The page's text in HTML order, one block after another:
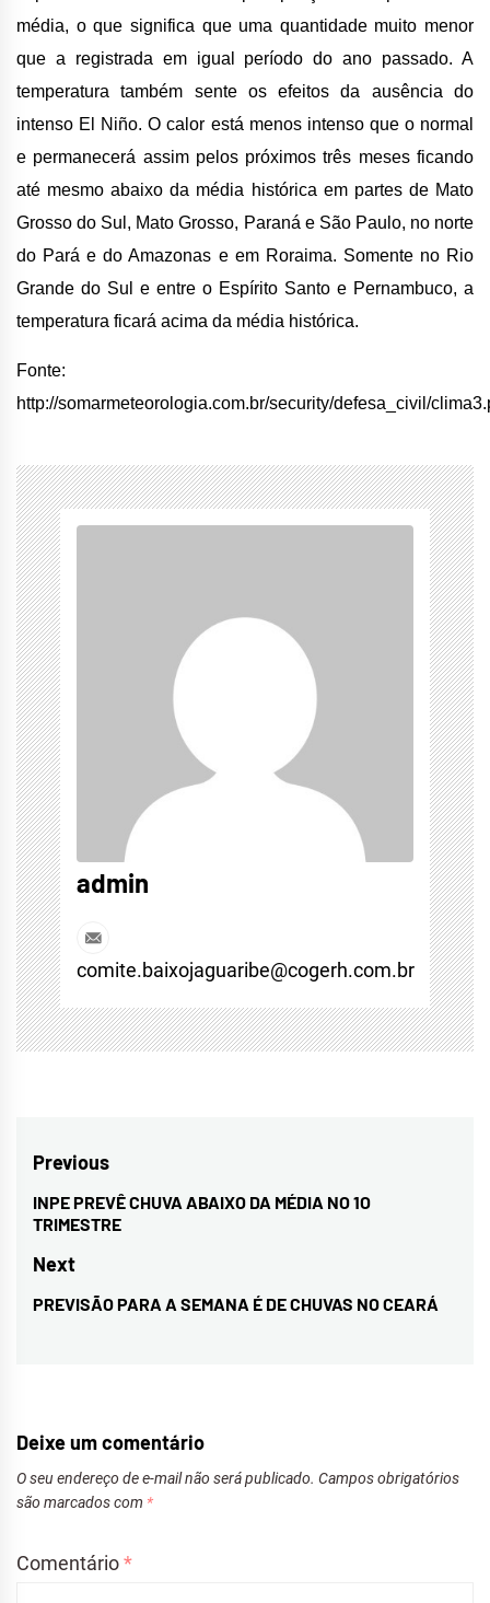
média, o que significa que uma quantidade muito menor
que a registrada em igual período do ano passado. A
temperatura também sente os efeitos da ausência do
intenso El Niño. O calor está menos intenso que o normal
e permanecerá assim pelos próximos três meses ficando
até mesmo abaixo da média histórica em partes de Mato
Grosso do Sul, Mato Grosso, Paraná e São Paulo, no norte
do Pará e do Amazonas e em Roraima. Somente no Rio
Grande do Sul e entre o Espírito Santo e Pernambuco, a
temperatura ficará acima da média histórica.
Fonte:
http://somarmeteorologia.com.br/security/defesa_civil/
admin
comite.baixojaguaribe@cogerh.com.br
Navegação
de
Previous
Previous
post:
INPE PREVÊ CHUVA ABAIXO DA MÉDIA NO 1O
TRIMESTRE
Next
Next
PREVISÃO PARA A SEMANA É DE CHUVAS NO CEARÁ
Deixe um comentário
O seu endereço de e-mail não será publicado. Campos obrigatórios
são marcados com *
Comentário*